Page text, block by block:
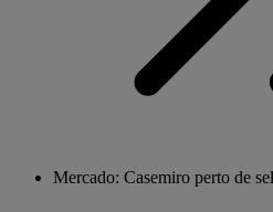
Mercado: Casemiro perto de